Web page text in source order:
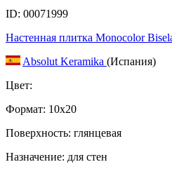
ID: 00071999
Настенная плитка Monocolor
Absolut Keramika (Испания)
Цвет:
Формат: 10x20
Поверхность: глянцевая
Назначение: для стен